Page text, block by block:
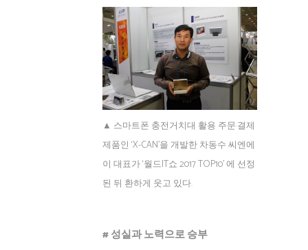
▲ 스마트폰 충전거치대 활용 주문·결제
제품인 ‘X-CAN’을 개발한 차동수 씨엔에
이 대표가 ‘월드IT쇼 2017 TOP10’ 에 선정
된 뒤 환하게 웃고 있다.
# 성실과 노력으로 승부